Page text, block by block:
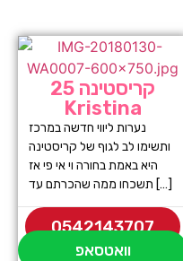
קריסטינה 25
Kristina
נערות ליווי חדשה במרכז
ותשימו לב לגוף של קריסטינה
היא באמת בחורה וי אי פי אז
תשכחו ממה שהכרתם עד […]
0542143707
וואטסאפ